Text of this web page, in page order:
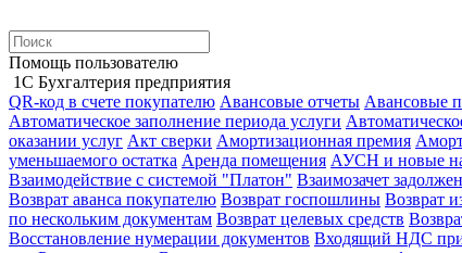
Помощь пользователю
1С Бухгалтерия предприятия
QR-код в счете покупателю Авансовые отчеты Авансовые
Автоматическое заполнение периода услуги
оказании услуг Акт сверки Амортизационная премия
уменьшаемого остатка Аренда помещения АУСН и новые
Взаимодействие с системой "Платон" Взаимозачет
Возврат аванса покупателю Возврат госпошлины Возврат
по нескольким документам Возврат целевых средств
Восстановление нумерации документов Входящий НДС